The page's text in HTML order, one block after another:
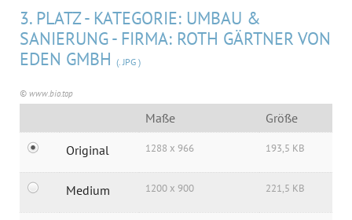
3. PLATZ - KATEGORIE: UMBAU &
SANIERUNG - FIRMA: ROTH GÄRTNER VON
EDEN GMBH (. JPG )
© www.bio.top
Maße Größe
Original 1288 x 966 193,5 KB
Medium 1200 x 900 221,5 KB